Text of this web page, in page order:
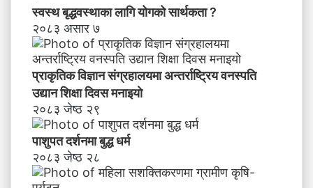
स्वस्थ बृद्धवस्थाका लागि योगको सार्थकता ?
२०८३ असार ७
प्राकृतिक विज्ञान संग्रहालयमा अन्तर्राष्ट्रिय वनस्पति
उद्यान शिक्षा दिवस मनाइयाे
२०८३ जेष्ठ २९
पाशुपत दर्शनमा बुद्ध धर्म​
२०८३ जेष्ठ २८